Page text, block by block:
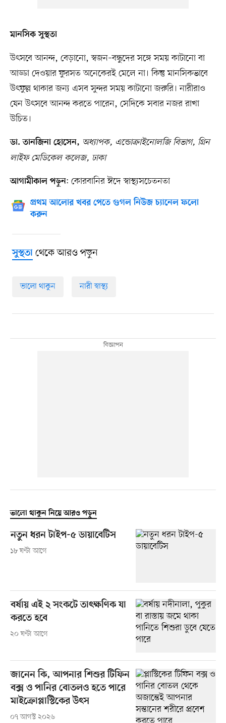
মানসিক সুস্থতা
উৎসবে আনন্দ, বেড়ানো, স্বজন–বন্ধুদের সঙ্গে সময় কাটানো বা
আড্ডা দেওয়ার ফুরসত অনেকেরই মেলে না। কিন্তু মানসিকভাবে
উৎফুল্ল থাকার জন্য এসব সুন্দর সময় কাটানো জরুরি। নারীরাও
যেন উৎসবে আনন্দ করতে পারেন, সেদিকে সবার নজর রাখা
উচিত।
ডা. তানজিনা হোসেন, অধ্যাপক, এন্ডোক্রাইনোলজি বিভাগ, গ্রিন
লাইফ মেডিকেল কলেজ, ঢাকা
আগামীকাল পড়ুন: কোরবানির ঈদে স্বাস্থ্যসচেতনতা
প্রথম আলোর খবর পেতে গুগল নিউজ চ্যানেল ফলো
করুন
সুস্থতাথেকে আরও পড়ুন
ভালো থাকুন নারী স্বাস্থ্য
ভালো থাকুন নিয়ে আরও পড়ুন
নতুন ধরন টাইপ-৫ ডায়াবেটিস
১৮ ঘণ্টা আগে
বর্ষায় এই ২ সংকটে তাৎক্ষণিক যা
করতে হবে
২০ ঘণ্টা আগে
জানেন কি, আপনার শিশুর টিফিন
বক্স ও পানির বোতলও হতে পারে
মাইক্রোপ্লাস্টিকের উৎস
০৭ আগস্ট ২০২৬